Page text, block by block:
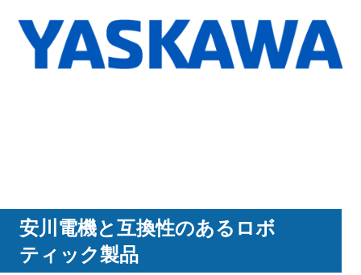
安川電機と互換性のあるロボ
ティック製品